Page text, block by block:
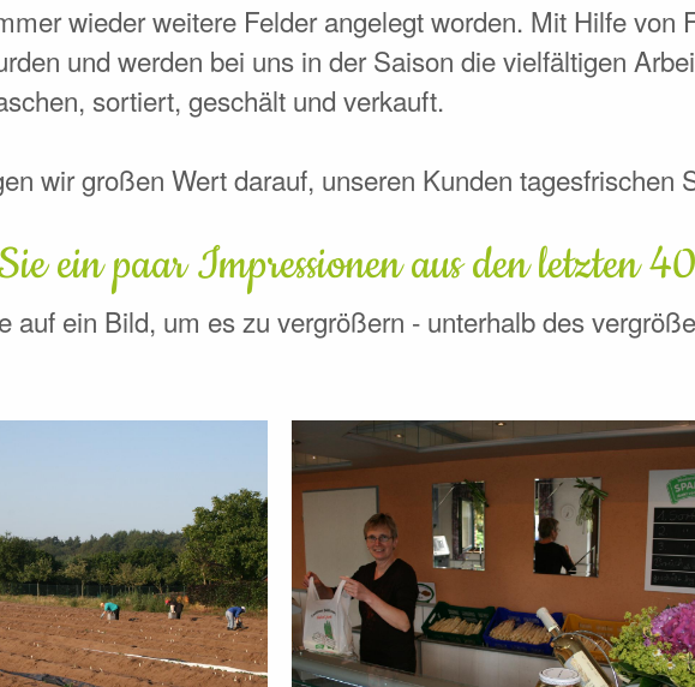
wieder weitere Felder angelegt worden. Mit Hilfe von
und werden bei uns in der Saison die vielfältigen
sortiert, geschält und verkauft.
wir großen Wert darauf, unseren Kunden tagesfrischen
ein paar Impressionen aus den letzten
auf ein Bild, um es zu vergrößern - unterhalb des